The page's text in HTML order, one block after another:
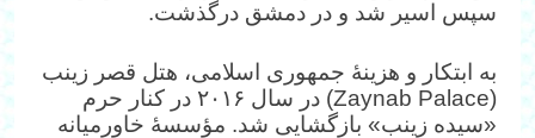
سپس اسیر شد و در دمشق درگذشت.
به ابتکار و هزینهٔ جمهوری اسلامی، هتل قصر زینب
(Zaynab Palace) در سال ۲۰۱۶ در کنار حرم
«سیده زینب» بازگشایی شد. مؤسسهٔ خاورمیانه